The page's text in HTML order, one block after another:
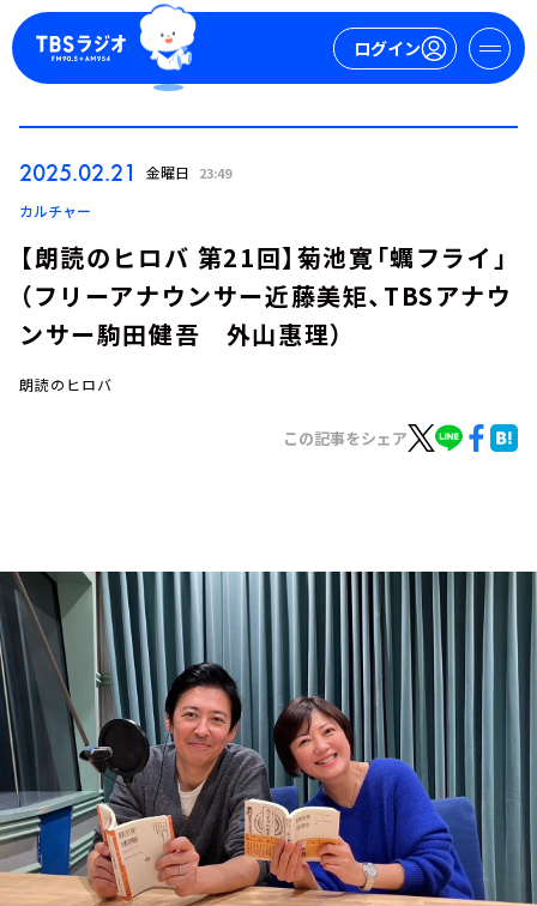
ログイン
イベント・グッズ
YouTube
会社情報
2025.02.21 金曜日 23:49
カルチャー
【朗読のヒロバ 第21回】菊池寛「蠣フライ」
（フリーアナウンサー近藤美矩、TBSアナウ
ンサー駒田健吾 外山惠理）
朗読のヒロバ
この記事をシェア